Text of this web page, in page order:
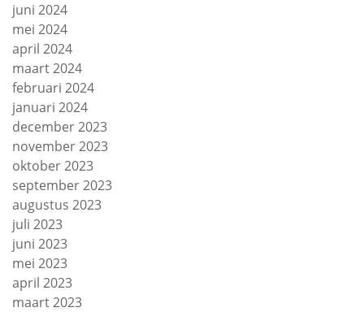
juni 2024
mei 2024
april 2024
maart 2024
februari 2024
januari 2024
december 2023
november 2023
oktober 2023
september 2023
augustus 2023
juli 2023
juni 2023
mei 2023
april 2023
maart 2023